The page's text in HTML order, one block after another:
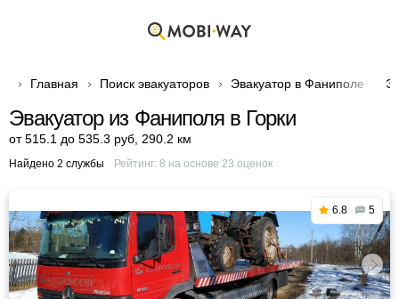
Главная Поиск эвакуаторов Эвакуатор в Фаниполе
Эвакуатор из Фаниполя в Горки
от 515.1 до 535.3 руб 290.2 км
Найдено 2 службы Рейтинг: 8 на основе 23 оценок
6.8 5